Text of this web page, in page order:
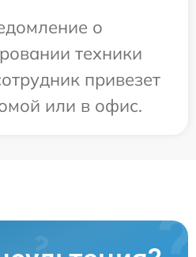
о
техники
привезет
или в офис.